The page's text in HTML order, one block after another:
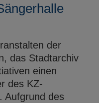
der
das Stadtarchiv
einen
des KZ-
Aufgrund des